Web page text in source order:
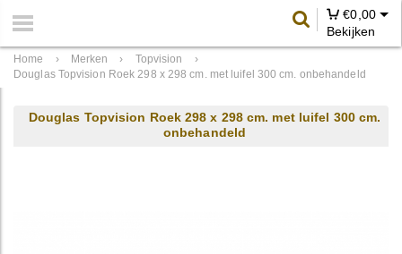
€0,00
Bekijken
Home › Merken › Topvision
›
Douglas Topvision Roek 298 x 298 cm. met luifel 300 cm. onbehandeld
Douglas Topvision Roek 298 x 298 cm. met luifel 300 cm.
onbehandeld